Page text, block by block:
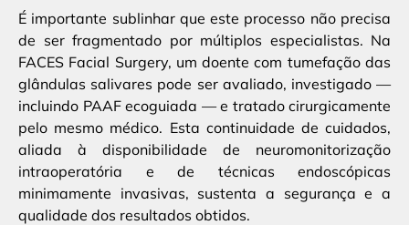
É importante sublinhar que este processo não precisa
de ser fragmentado por múltiplos especialistas. Na
FACES Facial Surgery, um doente com tumefação das
glândulas salivares pode ser avaliado, investigado —
incluindo PAAF ecoguiada — e tratado cirurgicamente
pelo mesmo médico. Esta continuidade de cuidados,
aliada à disponibilidade de neuromonitorização
intraoperatória e de técnicas endoscópicas
minimamente invasivas, sustenta a segurança e a
qualidade dos resultados obtidos.